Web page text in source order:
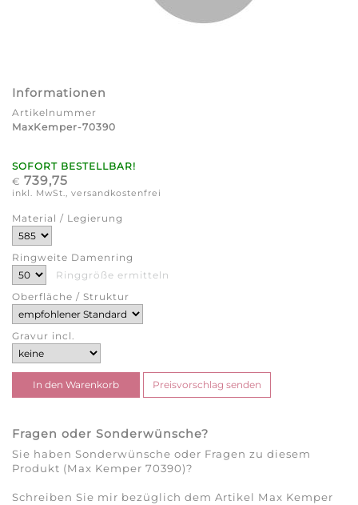
Informationen
Artikelnummer
MaxKemper-70390
SOFORT BESTELLBAR!
€ 739,75
inkl. MwSt., versandkostenfrei
Material / Legierung
Ringweite Damenring
Ringgröße ermitteln
Oberfläche / Struktur
Gravur incl.
Fragen oder Sonderwünsche?
Sie haben Sonderwünsche oder Fragen zu diesem
Produkt (Max Kemper 70390)?
Schreiben Sie mir bezüglich dem Artikel Max Kemper